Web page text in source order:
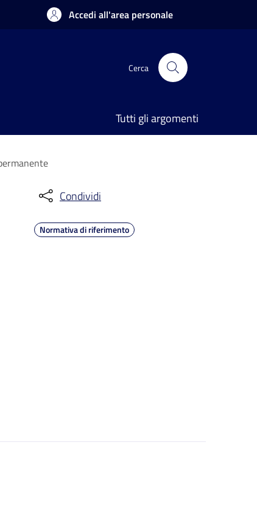
Accedi all'area personale
Cerca
Tutti gli argomenti
Condividi
Normativa di riferimento